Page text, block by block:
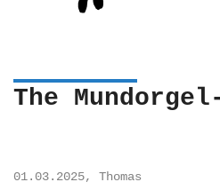
The
01.03.2025, Thomas